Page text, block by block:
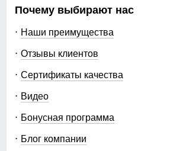
Почему выбирают нас
Наши преимущества
Отзывы клиентов
Сертификаты качества
Видео
Бонусная программа
Блог компании